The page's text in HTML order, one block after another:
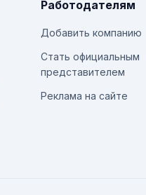
Работодателям
Добавить компанию
Стать официальным
представителем
Реклама на сайте